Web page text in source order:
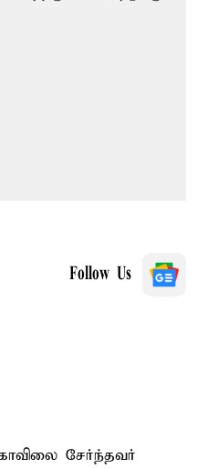
Follow Us
சேர்ந்தவர்